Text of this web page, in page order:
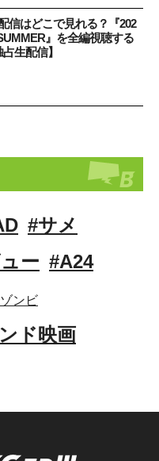
信はどこで見れる？『202
』を全編視聴する
生配信】
#サメ
ー #A24
ンビ
ド映画